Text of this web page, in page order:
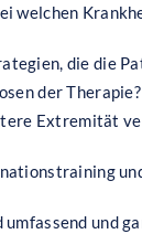
welchen
die die
der
Extremität
und